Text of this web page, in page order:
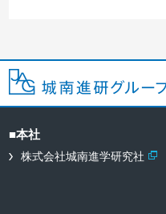
■本社
株式会社城南進学研究社